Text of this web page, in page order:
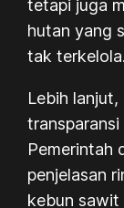
tetapi juga
hutan yang
tak terkelola.
Lebih
Pemerintah
penjelasan
kebun sawit